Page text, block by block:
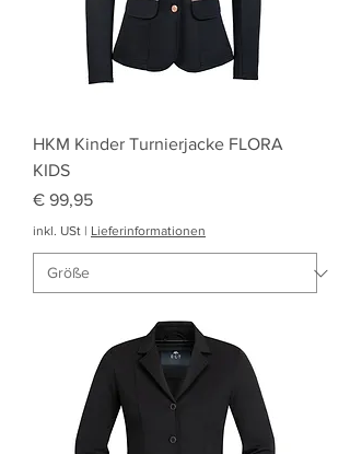
HKM Kinder Turnierjacke FLORA
KIDS
Preis
€ 99,95
inkl. USt | Lieferinformationen